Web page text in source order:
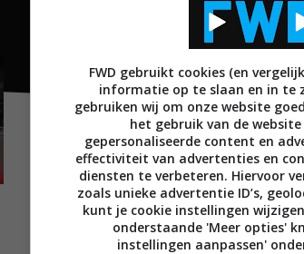
FWD gebruikt cookies (en
informatie op te slaan en in te
gebruiken wij om onze website
het gebruik van de
gepersonaliseerde content en
effectiviteit van advertenties en
diensten te verbeteren. Hiervoor
zoals unieke advertentie ID’s,
kunt je cookie instellingen
onderstaande 'Meer opties'
instellingen aanpassen'